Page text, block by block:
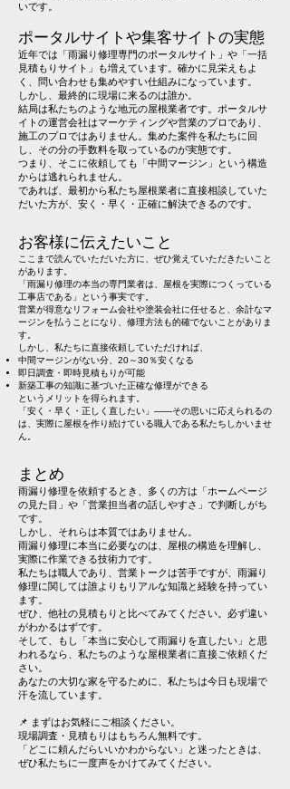
いです。
ポータルサイトや集客サイトの実態
近年では「雨漏り修理専門のポータルサイト」や「一括
見積もりサイト」も増えています。確かに見栄えもよ
く、問い合わせも集めやすい仕組みになっています。
しかし、最終的に現場に来るのは誰か。
結局は私たちのような地元の屋根業者です。ポータルサ
イトの運営会社はマーケティングや営業のプロであり、
施工のプロではありません。集めた案件を私たちに回
し、その分の手数料を取っているのが実態です。
つまり、そこに依頼しても「中間マージン」という構造
からは逃れられません。
であれば、最初から私たち屋根業者に直接相談していた
だいた方が、安く・早く・正確に解決できるのです。
お客様に伝えたいこと
ここまで読んでいただいた方に、ぜひ覚えていただきたいこと
があります。
「雨漏り修理の本当の専門業者は、屋根を実際につくっている
工事店である」という事実です。
営業が得意なリフォーム会社や塗装会社に任せると、余計なマ
ージンを払うことになり、修理方法も的確でないことがありま
す。
しかし、私たちに直接依頼していただければ、
中間マージンがない分、20～30％安くなる
即日調査・即時見積もりが可能
新築工事の知識に基づいた正確な修理ができる
というメリットを得られます。
「安く・早く・正しく直したい」――その思いに応えられるの
は、実際に屋根を作り続けている職人である私たちしかいませ
ん。
まとめ
雨漏り修理を依頼するとき、多くの方は「ホームページ
の見た目」や「営業担当者の話しやすさ」で判断しがち
です。
しかし、それらは本質ではありません。
雨漏り修理に本当に必要なのは、屋根の構造を理解し、
実際に作業できる技術力です。
私たちは職人であり、営業トークは苦手ですが、雨漏り
修理に関しては誰よりもリアルな知識と経験を持ってい
ます。
ぜひ、他社の見積もりと比べてみてください。必ず違い
がわかるはずです。
そして、もし「本当に安心して雨漏りを直したい」と思
われるなら、私たちのような屋根業者に直接ご依頼くだ
さい。
あなたの大切な家を守るために、私たちは今日も現場で
汗を流しています。
📌 まずはお気軽にご相談ください。
現場調査・見積もりはもちろん無料です。
「どこに頼んだらいいかわからない」と迷ったときは、
ぜひ私たちに一度声をかけてみてください。